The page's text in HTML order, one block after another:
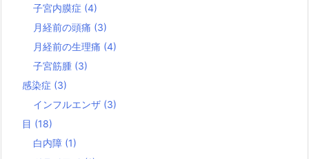
子宮内膜症 (4)
月経前の頭痛 (3)
月経前の生理痛 (4)
子宮筋腫 (3)
感染症 (3)
インフルエンザ (3)
目 (18)
白内障 (1)